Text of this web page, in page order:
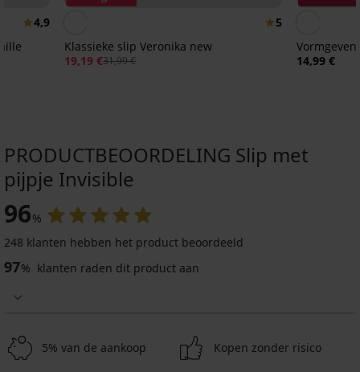
4,9
5
Klassieke slip Veronika new
19,19 €31,99 €
14,99 €
Bamboo
€
actie
Boxershort
met
€
actie
PRODUCTBEOORDELING Slip met
pijpje Invisible
96%
248 klanten hebben het product beoordeeld
97% klanten raden dit product aan
5% van de aankoop Kopen zonder risico